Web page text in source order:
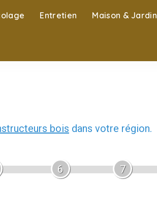
Entretien Maison & Jardin
bois dans votre région.
6 7